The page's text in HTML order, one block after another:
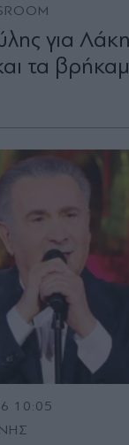
για
τα
10:05